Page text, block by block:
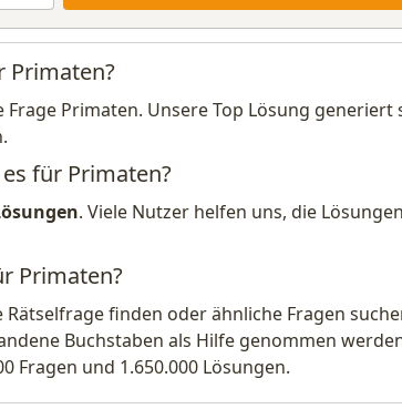
Primaten?
Frage Primaten. Unsere Top Lösung
für Primaten?
. Viele Nutzer helfen uns, die
Primaten?
finden oder ähnliche Fragen
Buchstaben als Hilfe genommen
Fragen und 1.650.000 Lösungen.